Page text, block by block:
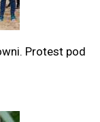
Protest pod